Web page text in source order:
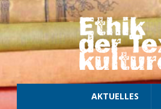
AKTUELLES